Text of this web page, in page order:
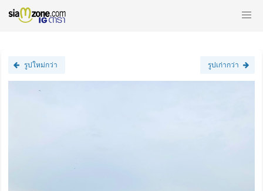
รูปใหม่กว่า รูปเก่ากว่า